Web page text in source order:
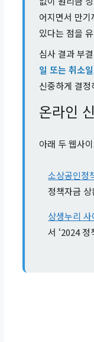
어지면서 만
있다는 점을
심사 결과 부
일 또는 취소
신중하게 결
온라인
아래 두 웹사
소상공인정
정책자금
상생누리 사
서 ‘2024 정